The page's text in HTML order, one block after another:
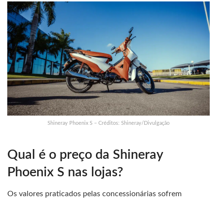
Shineray Phoenix S – Créditos: Shineray/Divulgação
Qual é o preço da Shineray
Phoenix S nas lojas?
Os valores praticados pelas concessionárias sofrem